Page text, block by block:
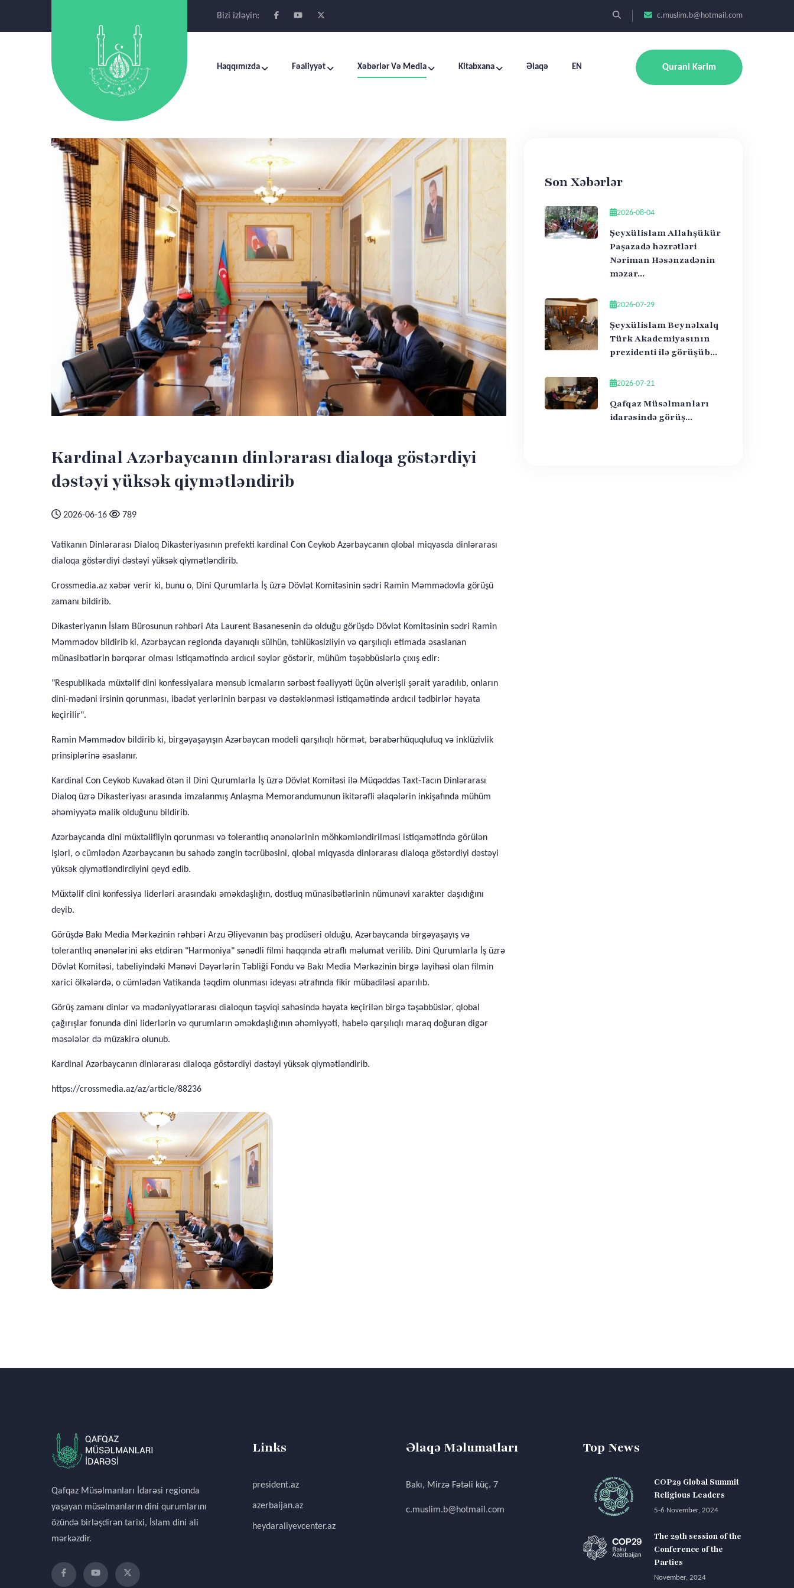
Bizi izləyin: c.muslim.b@hotmail.com
Haqqımızda Fəaliyyət Xəbərlər Və Media Kitabxana Əlaqə EN Qurani Kərim
Kardinal Azərbaycanın dinlərarası dialoqa göstərdiyi
dəstəyi yüksək qiymətləndirib
2026-06-16 789
Vatikanın Dinlərarası Dialoq Dikasteriyasının prefekti kardinal Con Ceykob Azərbaycanın qlobal miqyasda dinlərarası
dialoqa göstərdiyi dəstəyi yüksək qiymətləndirib.
Crossmedia.az xəbər verir ki, bunu o, Dini Qurumlarla İş üzrə Dövlət Komitəsinin sədri Ramin Məmmədovla görüşü
zamanı bildirib.
Dikasteriyanın İslam Bürosunun rəhbəri Ata Laurent Basanesenin də olduğu görüşdə Dövlət Komitəsinin sədri Ramin
Məmmədov bildirib ki, Azərbaycan regionda dayanıqlı sülhün, təhlükəsizliyin və qarşılıqlı etimada əsaslanan
münasibətlərin bərqərar olması istiqamətində ardıcıl səylər göstərir, mühüm təşəbbüslərlə çıxış edir:
"Respublikada müxtəlif dini konfessiyalara mənsub icmaların sərbəst fəaliyyəti üçün əlverişli şərait yaradılıb, onların
dini-mədəni irsinin qorunması, ibadət yerlərinin bərpası və dəstəklənməsi istiqamətində ardıcıl tədbirlər həyata
keçirilir".
Ramin Məmmədov bildirib ki, birgəyaşayışın Azərbaycan modeli qarşılıqlı hörmət, bərabərhüquqluluq və inklüzivlik
prinsiplərinə əsaslanır.
Kardinal Con Ceykob Kuvakad ötən il Dini Qurumlarla İş üzrə Dövlət Komitəsi ilə Müqəddəs Taxt-Tacın Dinlərarası
Dialoq üzrə Dikasteriyası arasında imzalanmış Anlaşma Memorandumunun ikitərəfli əlaqələrin inkişafında mühüm
əhəmiyyətə malik olduğunu bildirib.
Azərbaycanda dini müxtəlifliyin qorunması və tolerantlıq ənənələrinin möhkəmləndirilməsi istiqamətində görülən
işləri, o cümlədən Azərbaycanın bu sahədə zəngin təcrübəsini, qlobal miqyasda dinlərarası dialoqa göstərdiyi dəstəyi
yüksək qiymətləndirdiyini qeyd edib.
Müxtəlif dini konfessiya liderləri arasındakı əməkdaşlığın, dostluq münasibətlərinin nümunəvi xarakter daşıdığını
deyib.
Görüşdə Bakı Media Mərkəzinin rəhbəri Arzu Əliyevanın baş prodüseri olduğu, Azərbaycanda birgəyaşayış və
tolerantlıq ənənələrini əks etdirən "Harmoniya" sənədli filmi haqqında ətraflı məlumat verilib. Dini Qurumlarla İş üzrə
Dövlət Komitəsi, tabeliyindəki Mənəvi Dəyərlərin Təbliği Fondu və Bakı Media Mərkəzinin birgə layihəsi olan filmin
xarici ölkələrdə, o cümlədən Vatikanda təqdim olunması ideyası ətrafında fikir mübadiləsi aparılıb.
Görüş zamanı dinlər və mədəniyyətlərarası dialoqun təşviqi sahəsində həyata keçirilən birgə təşəbbüslər, qlobal
çağırışlar fonunda dini liderlərin və qurumların əməkdaşlığının əhəmiyyəti, habelə qarşılıqlı maraq doğuran digər
məsələlər də müzakirə olunub.
Kardinal Azərbaycanın dinlərarası dialoqa göstərdiyi dəstəyi yüksək qiymətləndirib.
https://crossmedia.az/az/article/88236
Son Xəbərlər
2026-08-04
Şeyxülislam Allahşükür
Paşazadə həzrətləri
Nəriman Həsənzadənin
məzar...
2026-07-29
Şeyxülislam Beynəlxalq
Türk Akademiyasının
prezidenti ilə görüşüb...
2026-07-21
Qafqaz Müsəlmanları
idarəsində görüş...
Qafqaz Müsəlmanları İdarəsi regionda
yaşayan müsəlmanların dini qurumlarını
özündə birləşdirən tarixi, İslam dini ali
mərkəzdir.
Links
president.az
azerbaijan.az
heydaraliyevcenter.az
Əlaqə Məlumatları
Bakı, Mirzə Fətəli küç. 7
c.muslim.b@hotmail.com
Top News
COP29 Global Summit
Religious Leaders
5-6 November, 2024
The 29th session of the
Conference of the
Parties
November, 2024